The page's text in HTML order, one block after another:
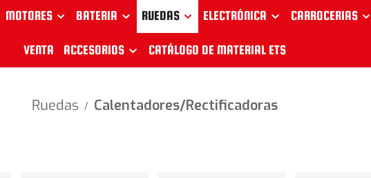
MOTORES BATERIA RUEDAS ELECTRÓNICA CARROCERIAS
VENTA ACCESORIOS CATÁLOGO DE MATERIAL ETS
Ruedas / Calentadores/Rectificadoras